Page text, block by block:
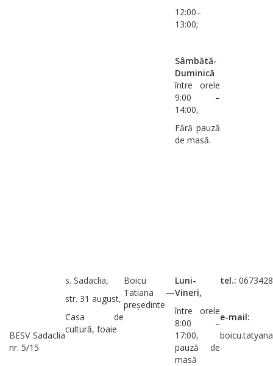
12:00–
13:00;
Sâmbătă-
Duminică
între orele
9:00 –
14:00,
Fără pauză
de masă.
BESV Sadaclia
nr. 5/15
s. Sadaclia,
str. 31 august,
Casa de
cultură, foaie
Boicu
Tatiana —
președinte
Luni-
Vineri,
între orele
8:00 –
17:00,
pauză de
masă
tel.:
e-mail: